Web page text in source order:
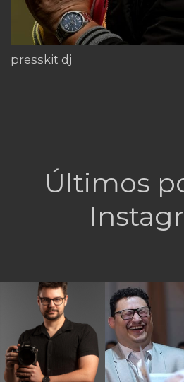
presskit dj
Últimos